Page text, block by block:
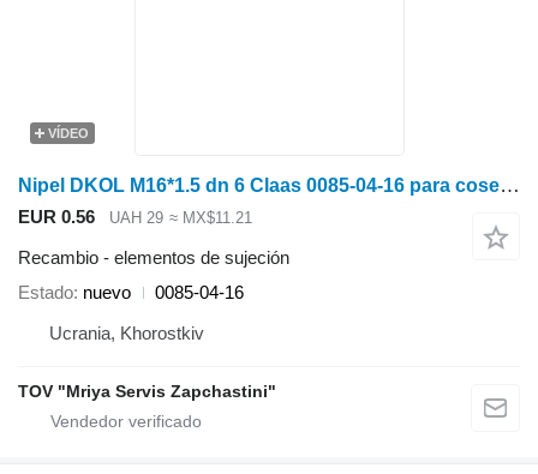
VÍDEO
Nipel DKOL M16*1.5 dn 6 Claas 0085-04-16 para cosechadora de cereales
EUR 0.56 UAH 29 ≈ MX$11.21
Recambio - elementos de sujeción
Estado nuevo
0085-04-16
Ucrania, Khorostkiv
TOV "Mriya Servis Zapchastini"